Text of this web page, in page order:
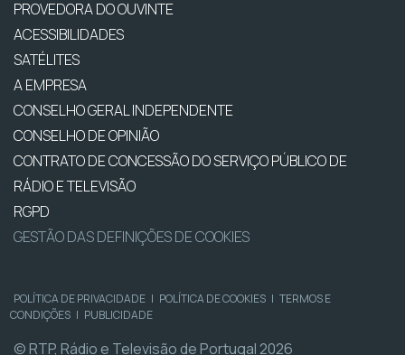
PROVEDORA DO OUVINTE
ACESSIBILIDADES
SATÉLITES
A EMPRESA
CONSELHO GERAL INDEPENDENTE
CONSELHO DE OPINIÃO
CONTRATO DE CONCESSÃO DO SERVIÇO PÚBLICO DE
RÁDIO E TELEVISÃO
RGPD
GESTÃO DAS DEFINIÇÕES DE COOKIES
POLÍTICA DE PRIVACIDADE | POLÍTICA DE COOKIES | TERMOS E
CONDIÇÕES | PUBLICIDADE
© RTP, Rádio e Televisão de Portugal 2026